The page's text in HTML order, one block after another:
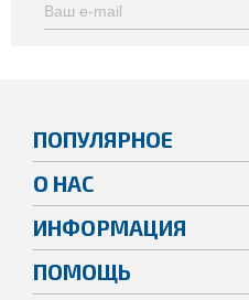
ПОПУЛЯРНОЕ
О НАС
ИНФОРМАЦИЯ
ПОМОЩЬ